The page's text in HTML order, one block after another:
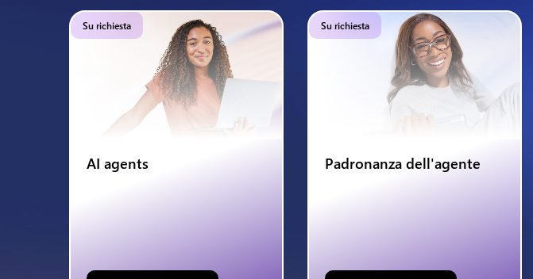
Su richiesta
AI agents
Su richiesta
Padronanza dell'agente